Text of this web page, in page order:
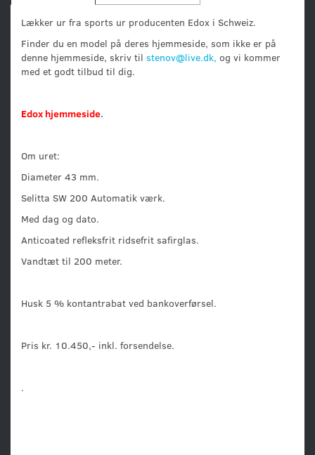
Lækker ur fra sports ur producenten Edox i Schweiz.
Finder du en model på deres hjemmeside, som ikke er på
denne hjemmeside, skriv til stenov@live.dk, og vi kommer
med et godt tilbud til dig.
Edox hjemmeside.
Om uret:
Diameter 43 mm.
Selitta SW 200 Automatik værk.
Med dag og dato.
Anticoated refleksfrit ridsefrit safirglas.
Vandtæt til 200 meter.
Husk 5 % kontantrabat ved bankoverførsel.
Pris kr. 10.450,- inkl. forsendelse.
.